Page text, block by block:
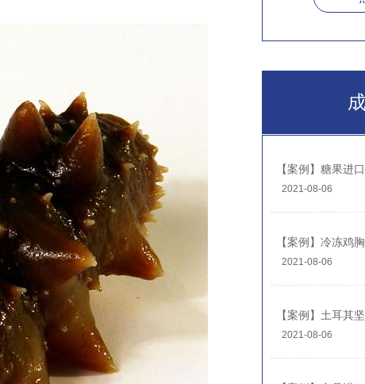
2021-08-06
【案例】冷冻鸡
2021-08-06
2021-08-06